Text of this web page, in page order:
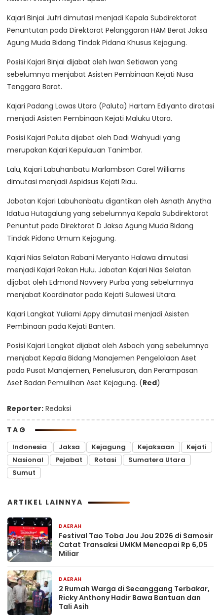
Kajari Binjai Jufri dimutasi menjadi Kepala Subdirektorat
Penuntutan pada Direktorat Pelanggaran HAM Berat Jaksa
Agung Muda Bidang Tindak Pidana Khusus Kejagung.
Posisi Kajari Binjai dijabat oleh Iwan Setiawan yang
sebelumnya menjabat Asisten Pembinaan Kejati Nusa
Tenggara Barat.
Kajari Padang Lawas Utara (Paluta) Hartam Ediyanto dirotasi
menjadi Asisten Pembinaan Kejati Maluku Utara.
Posisi Kajari Paluta dijabat oleh Dadi Wahyudi yang
merupakan Kajari Kepulauan Tanimbar.
Lalu, Kajari Labuhanbatu Marlambson Carel Williams
dimutasi menjadi Aspidsus Kejati Riau.
Jabatan Kajari Labuhanbatu digantikan oleh Asnath Anytha
Idatua Hutagalung yang sebelumnya Kepala Subdirektorat
Penuntut pada Direktorat D Jaksa Agung Muda Bidang
Tindak Pidana Umum Kejagung.
Kajari Nias Selatan Rabani Meryanto Halawa dimutasi
menjadi Kajari Rokan Hulu. Jabatan Kajari Nias Selatan
dijabat oleh Edmond Novvery Purba yang sebelumnya
menjabat Koordinator pada Kejati Sulawesi Utara.
Kajari Langkat Yuliarni Appy dimutasi menjadi Asisten
Pembinaan pada Kejati Banten.
Posisi Kajari Langkat dijabat oleh Asbach yang sebelumnya
menjabat Kepala Bidang Manajemen Pengelolaan Aset
pada Pusat Manajemen, Penelusuran, dan Perampasan
Aset Badan Pemulihan Aset Kejagung. (Red)
Reporter: Redaksi
TAG
Indonesia Jaksa Kejagung Kejaksaan
Kejati
Nasional
Pejabat Rotasi
Sumatera Utara
Sumut
ARTIKEL LAINNYA
DAERAH
Festival Tao Toba Jou Jou 2026 di Samosir
Catat Transaksi UMKM Mencapai Rp 6,05
Miliar
DAERAH
2 Rumah Warga di Secanggang Terbakar,
Ricky Anthony Hadir Bawa Bantuan dan
Tali Asih